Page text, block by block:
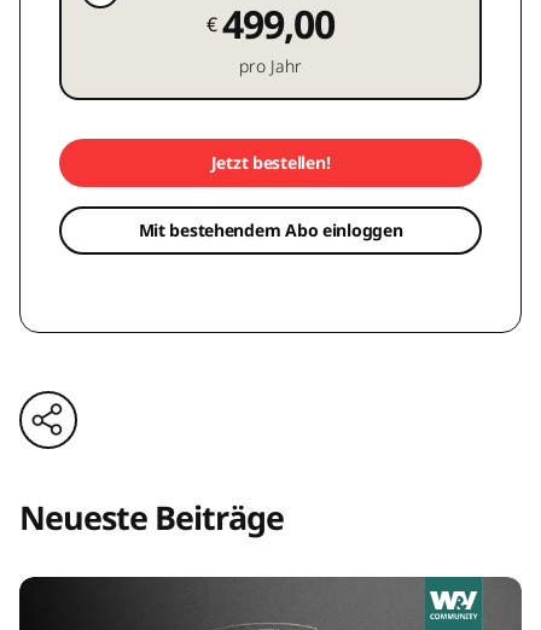
€499,00
pro Jahr
Jetzt bestellen!
Mit bestehendem Abo einloggen
Neueste Beiträge